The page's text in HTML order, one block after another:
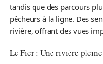
tandis que des parcours
pêcheurs à la ligne. Des
rivière, offrant des vues
Le Fier : Une rivière